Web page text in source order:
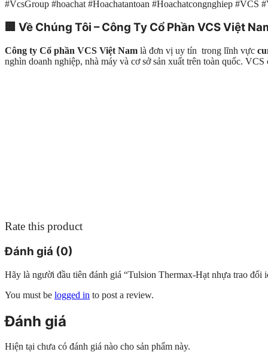
#VcsGroup #hoachat #Hoachatantoan #Hoachatcongnghiep #VCS
🏢 Về Chúng Tôi – Công Ty Cổ Phần VCS Việt
Công ty Cổ phần VCS Việt Nam là đơn vị uy tín trong lĩnh vực
nghìn doanh nghiệp, nhà máy và cơ sở sản xuất trên toàn quốc.
Rate this product
Đánh giá (0)
Hãy là người đầu tiên đánh giá “Tulsion Thermax-Hạt nhựa trao đổi
You must be logged in to post a review.
Đánh giá
Hiện tại chưa có đánh giá nào cho sản phẩm này.